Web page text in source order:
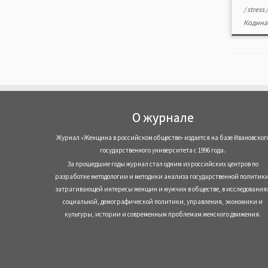
/stress
Кодина
О журнале
Журнал «Женщина в российском обществе» издается на базе
государственного университета с 1996 года.
За прошедшие годы журнал стал одним из российских центров по
разработке методологии и методики анализа государственной
затрагивающей интересы женщин и мужчин в обществе, в
социальной, демографической политики, управления, экономики и
культуры, истории и современным проблемам женского движения.